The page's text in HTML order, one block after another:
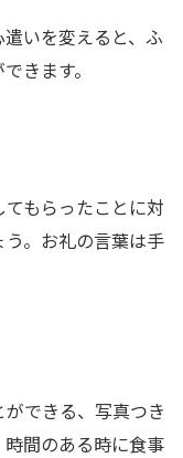
いを変えると、ふ
きます。
もらったことに対
。お礼の言葉は手
できる、写真つき
間のある時に食事